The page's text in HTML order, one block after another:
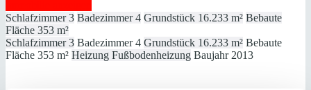
Schlafzimmer 3 Badezimmer 4 Grundstück 16.233 m² Bebaute
Fläche 353 m²
Schlafzimmer 3 Badezimmer 4 Grundstück 16.233 m² Bebaute
Fläche 353 m² Heizung Fußbodenheizung Baujahr 2013